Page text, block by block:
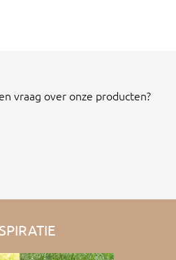
vraag over onze producten?